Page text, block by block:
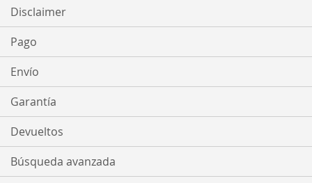
Disclaimer
Pago
Envío
Garantía
Devueltos
Búsqueda avanzada